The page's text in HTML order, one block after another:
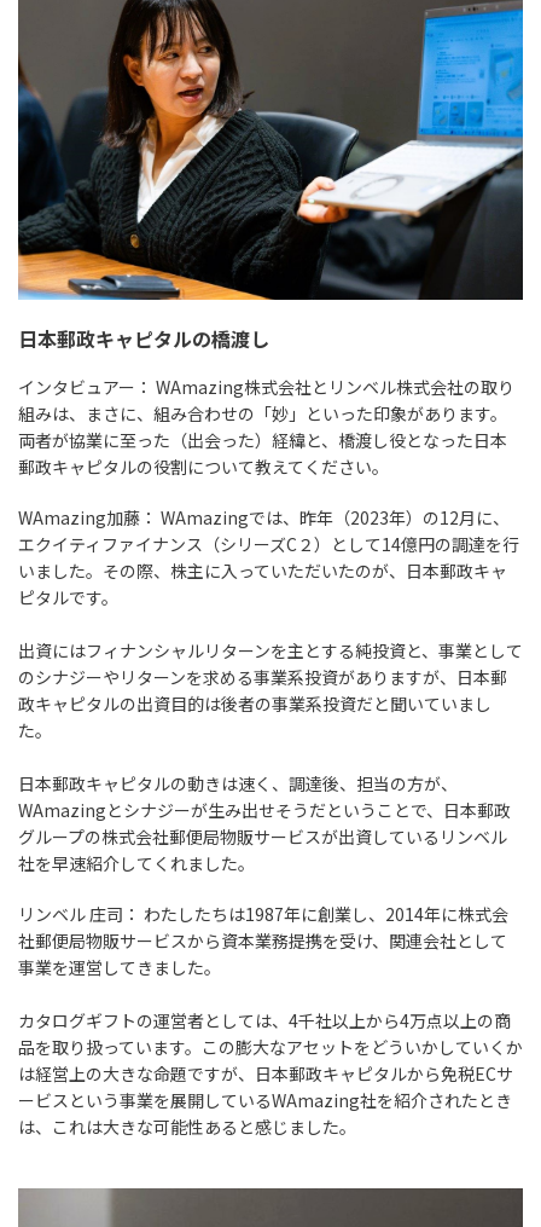
日本郵政キャピタルの橋渡し
インタビュアー： WAmazing株式会社とリンベル株式会社の取り
組みは、まさに、組み合わせの「妙」といった印象があります。
両者が協業に至った（出会った）経緯と、橋渡し役となった日本
郵政キャピタルの役割について教えてください。
WAmazing加藤： WAmazingでは、昨年（2023年）の12月に、
エクイティファイナンス（シリーズC２）として14億円の調達を行
いました。その際、株主に入っていただいたのが、日本郵政キャ
ピタルです。
出資にはフィナンシャルリターンを主とする純投資と、事業として
のシナジーやリターンを求める事業系投資がありますが、日本郵
政キャピタルの出資目的は後者の事業系投資だと聞いていまし
た。
日本郵政キャピタルの動きは速く、調達後、担当の方が、
WAmazingとシナジーが生み出せそうだということで、日本郵政
グループの株式会社郵便局物販サービスが出資しているリンベル
社を早速紹介してくれました。
リンベル 庄司： わたしたちは1987年に創業し、2014年に株式会
社郵便局物販サービスから資本業務提携を受け、関連会社として
事業を運営してきました。
カタログギフトの運営者としては、4千社以上から4万点以上の商
品を取り扱っています。この膨大なアセットをどういかしていくか
は経営上の大きな命題ですが、日本郵政キャピタルから免税ECサ
ービスという事業を展開しているWAmazing社を紹介されたとき
は、これは大きな可能性あると感じました。